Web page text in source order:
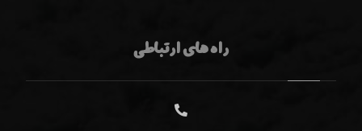
راه های ارتباطی